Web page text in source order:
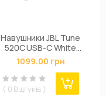
Навушники JBL Tune
520C USB-C White
(JBLT520CWHT)
1099.00 грн
( 0 Відгуків )